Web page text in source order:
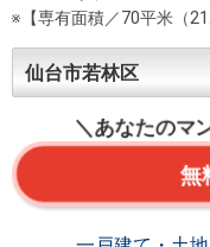
※【専有面積／70平米（
＼あなたのマ
無